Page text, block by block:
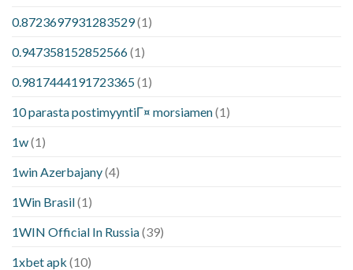
0.8723697931283529(1)
0.947358152852566(1)
0.9817444191723365(1)
10 parasta postimyyntiГ¤ morsiamen(1)
1w(1)
1win Azerbajany(4)
1Win Brasil(1)
1WIN Official In Russia(39)
1xbet apk (10)